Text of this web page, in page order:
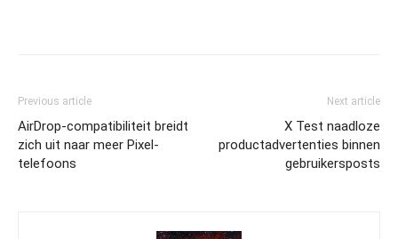
Previous article
AirDrop-compatibiliteit breidt
zich uit naar meer Pixel-
telefoons
Next article
X Test naadloze
productadvertenties binnen
gebruikersposts